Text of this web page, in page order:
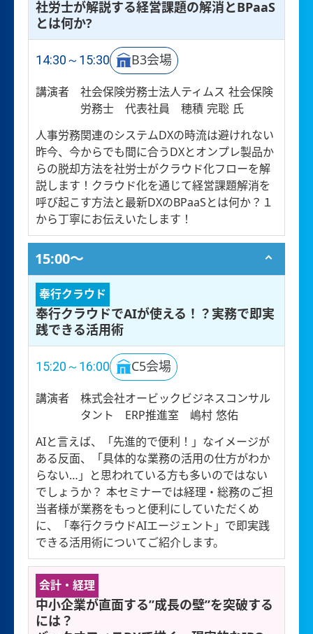
社労士が解説する経営課題の解消とBPaaS
とは何か?
14:30～15:30 B3会場
講演者
社会保険労務士法人ティムス 社会保険
労務士 代表社員 穂積 完聡 氏
人事労務関連のシステムDXの時流は避けれない
昨今、今からでも間に合うDXとオンプレ製品か
らの脱却方法を社労士がクラウド化フローを解
説します！クラウド化を通じて経営課題解消を
呼び起こす方法と最新DXのBPaaSとは何か？１
から丁寧にお伝えいたします！
15:00〜
奉行クラウド
奉行クラウドでAIが使える！？実務で即実
践できる活用術
15:20～16:00 C5会場
講演者
株式会社オービックビジネスコンサル
タント ERP推進室 嶋村 悠佑
AIと言えば、「先進的で便利！」なイメージが
ある反面、「具体的な業務の活用の仕方がわか
らない…」と思われている方も多いのではない
でしょうか？ 本セミナーでは経理・総務のご担
当者様が業務をもっと便利にしていただくめ
に、「奉行クラウドAIエージェント」で即実践
できる活用術についてご紹介します。
会計・経理
中小企業が直面する”成長の壁”を突破する
には？